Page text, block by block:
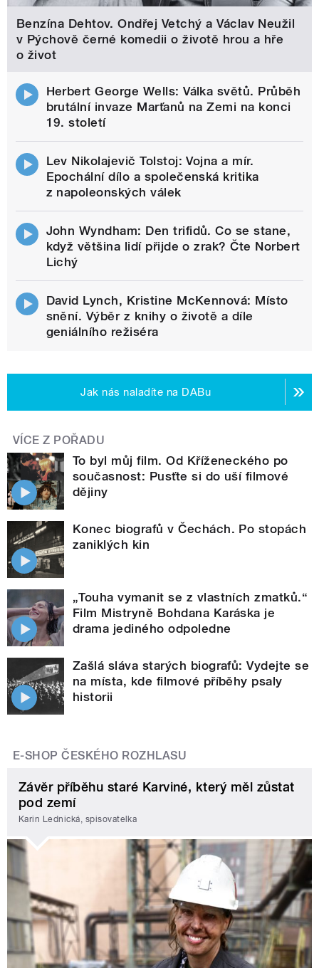
Benzína Dehtov. Ondřej Vetchý a Václav Neužil
v Pýchově černé komedii o životě hrou a hře
o život
Herbert George Wells: Válka světů. Průběh
brutální invaze Marťanů na Zemi na konci
19. století
Lev Nikolajevič Tolstoj: Vojna a mír.
Epochální dílo a společenská kritika
z napoleonských válek
John Wyndham: Den trifidů. Co se stane,
když většina lidí přijde o zrak? Čte Norbert
Lichý
David Lynch, Kristine McKennová: Místo
snění. Výběr z knihy o životě a díle
geniálního režiséra
Jak nás naladíte na DABu
VÍCE Z POŘADU
To byl můj film. Od Kříženeckého po
současnost: Pusťte si do uší filmové
dějiny
Konec biografů v Čechách. Po stopách
zaniklých kin
„Touha vymanit se z vlastních zmatků.“
Film Mistryně Bohdana Karáska je
drama jediného odpoledne
Zašlá sláva starých biografů: Vydejte se
na místa, kde filmové příběhy psaly
historii
E-SHOP ČESKÉHO ROZHLASU
Závěr příběhu staré Karviné, který měl zůstat
pod zemí
Karin Lednická, spisovatelka